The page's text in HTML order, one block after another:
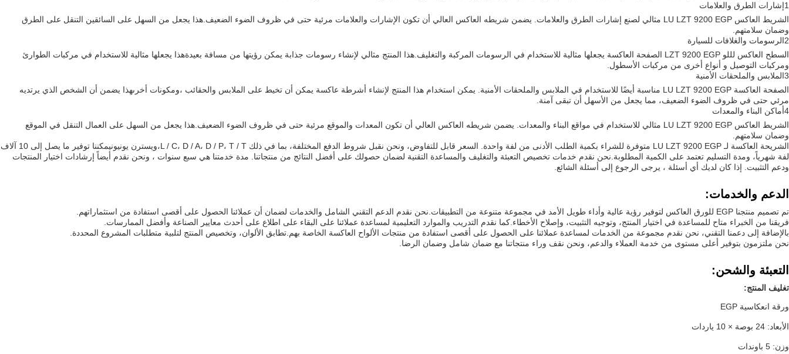
1إشارات الطرق والعلامات
الشريط العاكس LU LZT 9200 EGP مثالي لصنع إشارات الطرق والعلامات. يضمن شريطه العاكس العالي أن تكون الإشارات والعلامات مرئية حتى في ظروف الضوء الضعيف.هذا يجعل من السهل على السائقين التنقل على الطرق
وضمان سلامتهم.
2الرسومات والغلافات للسيارة
السطح العاكس لللو LZT 9200 EGP الصفحة العاكسة يجعلها مثالية للاستخدام في الرسومات المركبة والتغليف.هذا المنتج مثالي لإنشاء رسومات جذابة يمكن رؤيتها من مسافة بعيدةهذا يجعلها مثالية للاستخدام في مركبات الطوارئ
ومركبات التوصيل و أنواع أخرى من مركبات الأسطول.
3الملابس والملحقات الأمنية
الصفحة العاكسة LU LZT 9200 EGP مناسبة أيضًا للاستخدام في الملابس والملحقات الأمنية. يمكن استخدام هذا المنتج لإنشاء أشرطة عاكسة يمكن أن تخيط على الملابس والحقائب ،ومكونات أخرىهذا يضمن أن الشخص الذي يرتديه
مرئي حتى في ظروف الضوء الضعيف، مما يجعل من الأسهل أن تبقى آمنة.
4أماكن البناء والمعدات
الشريط العاكس LU LZT 9200 EGP مثالي للاستخدام في مواقع البناء والمعدات. يضمن شريطه العاكس العالي أن تكون المعدات والموقع مرئية حتى في ظروف الضوء الضعيف.هذا يجعل من السهل على العمال التنقل في الموقع
وضمان سلامتهم.
الشريحة العاكسة لـ LU LZT 9200 EGP متوفرة للشراء بكمية الطلب الأدنى من لفة واحدة. السعر قابل للتفاوض، ونحن نقبل شروط الدفع المختلفة، بما في ذلك L / C، D / A، D / P، T / T،ويسترن يونيونيمكننا توفير ما يصل إلى 10 آلاف
لفة شهرياً، ومدة التسليم تعتمد على الكمية المطلوبة.نحن نقدم خدمات تخصيص التعبئة والتغليف والمساعدة التقنية لضمان حصولك على أفضل النتائج من منتجاتنا. مدة خدمتنا هي سبع سنوات ، ونحن نقدم أيضاً إرشادات اختيار المنتجات
ودعم التثبيت. إذا كان لديك أي أسئلة ، يرجى الرجوع إلى أسئلة الشائع.
الدعم والخدمات:
تم تصميم منتجنا EGP للورق العاكس لتوفير رؤية عالية وأداء طويل الأمد في مجموعة متنوعة من التطبيقات.نحن نقدم الدعم التقني الشامل والخدمات لضمان أن عملائنا الحصول على أقصى استفادة من استثماراتهم.
فريقنا من الخبراء متاح للمساعدة في اختيار المنتج، وتوجيه التثبيت، وإصلاح الأخطاء.كما نقدم التدريب والموارد التعليمية لمساعدة عملائنا على البقاء على اطلاع على أحدث معايير الصناعة وأفضل الممارسات.
بالإضافة إلى دعمنا التقني، نحن نقدم مجموعة من الخدمات لمساعدة عملائنا على الحصول على أقصى استفادة من منتجات الألواح العاكسة الخاصة بهم.تطابق الألوان، وتخصيص المنتج لتلبية متطلبات المشروع المحددة.
نحن ملتزمون بتوفير أعلى مستوى من خدمة العملاء والدعم، ونحن نقف وراء منتجاتنا مع ضمان شامل وضمان الرضا.
التعبئة والشحن:
تغليف المنتج:
ورقة انعكاسية EGP
الأبعاد: 24 بوصة × 10 ياردات
وزن: 5 باوندات